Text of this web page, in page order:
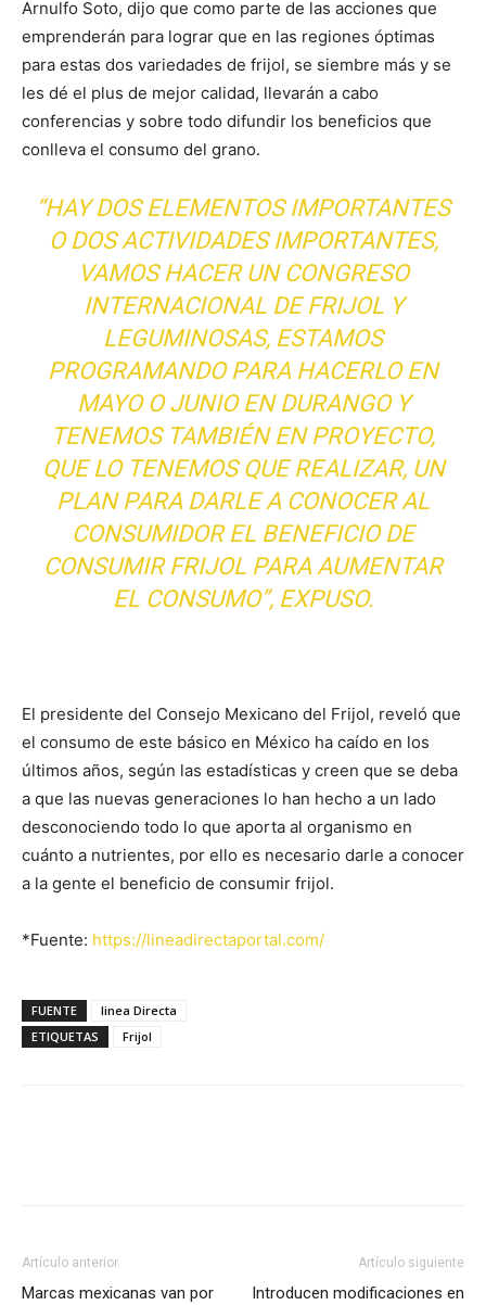
Arnulfo Soto, dijo que como parte de las acciones que
emprenderán para lograr que en las regiones óptimas
para estas dos variedades de frijol, se siembre más y se
les dé el plus de mejor calidad, llevarán a cabo
conferencias y sobre todo difundir los beneficios que
conlleva el consumo del grano.
“HAY DOS ELEMENTOS IMPORTANTES
O DOS ACTIVIDADES IMPORTANTES,
VAMOS HACER UN CONGRESO
INTERNACIONAL DE FRIJOL Y
LEGUMINOSAS, ESTAMOS
PROGRAMANDO PARA HACERLO EN
MAYO O JUNIO EN DURANGO Y
TENEMOS TAMBIÉN EN PROYECTO,
QUE LO TENEMOS QUE REALIZAR, UN
PLAN PARA DARLE A CONOCER AL
CONSUMIDOR EL BENEFICIO DE
CONSUMIR FRIJOL PARA AUMENTAR
EL CONSUMO”, EXPUSO.
El presidente del Consejo Mexicano del Frijol, reveló que
el consumo de este básico en México ha caído en los
últimos años, según las estadísticas y creen que se deba
a que las nuevas generaciones lo han hecho a un lado
desconociendo todo lo que aporta al organismo en
cuánto a nutrientes, por ello es necesario darle a conocer
a la gente el beneficio de consumir frijol.
*Fuente: https://lineadirectaportal.com/
FUENTE
linea Directa
ETIQUETAS
Frijol
Artículo anterior
Marcas mexicanas van por
Artículo siguiente
Introducen modificaciones en